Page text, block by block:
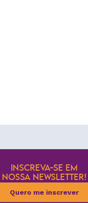
INSCREVA-SE EM
NOSSA NEWSLETTER!
Quero me inscrever